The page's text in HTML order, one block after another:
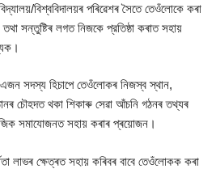
বিশ্ববিদালয়ৰ পৰিৱেশৰ সৈতে তেওঁলোকে কৰা
সন্তুষ্টিৰ লগত নিজকে প্রতিষ্ঠা কৰাত সহায়
সদস্য হিচাপে তেওঁলোকৰ নিজস্ব স্থান,
চৌহদত থকা শিকাৰু সেৱা আঁচনি গঠনৰ তথ্যৰ
সমাযোজনত সহায় কৰাৰ প্ৰয়োজন।
লাভৰ ক্ষেত্ৰত সহায় কৰিবৰ বাবে তেওঁলোকক কৰা